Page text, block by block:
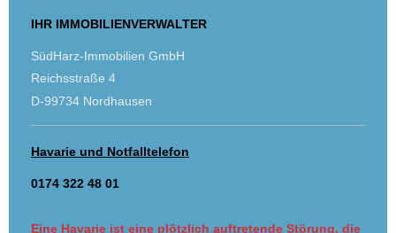
IHR IMMOBILIENVERWALTER
SüdHarz-Immobilien GmbH
Reichsstraße 4
D-99734 Nordhausen
Havarie und Notfalltelefon
0174 322 48 01
Eine Havarie ist eine plötzlich auftretende Störung, die